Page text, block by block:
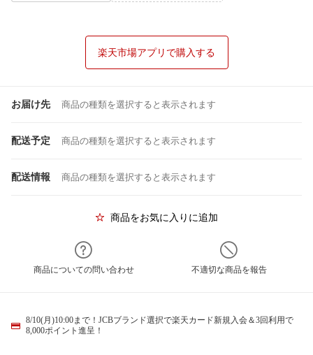
楽天市場アプリで購入する
お届け先 商品の種類を選択すると表示されます
配送予定 商品の種類を選択すると表示されます
配送情報 商品の種類を選択すると表示されます
商品をお気に入りに追加
商品についての問い合わせ 不適切な商品を報告
8/10(月)10:00まで！JCBブランド選択で楽天カード新規入会＆3回利用で
8,000ポイント進呈！